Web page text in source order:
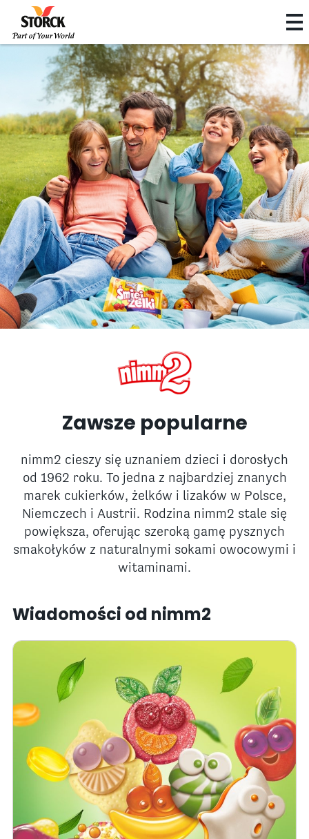
Zawsze popularne
nimm2 cieszy się uznaniem dzieci i dorosłych
od 1962 roku. To jedna z najbardziej znanych
marek cukierków, żelków i lizaków w Polsce,
Niemczech i Austrii. Rodzina nimm2 stale się
powiększa, oferując szeroką gamę pysznych
smakołyków z naturalnymi sokami owocowymi i
witaminami.
Wiadomości od nimm2